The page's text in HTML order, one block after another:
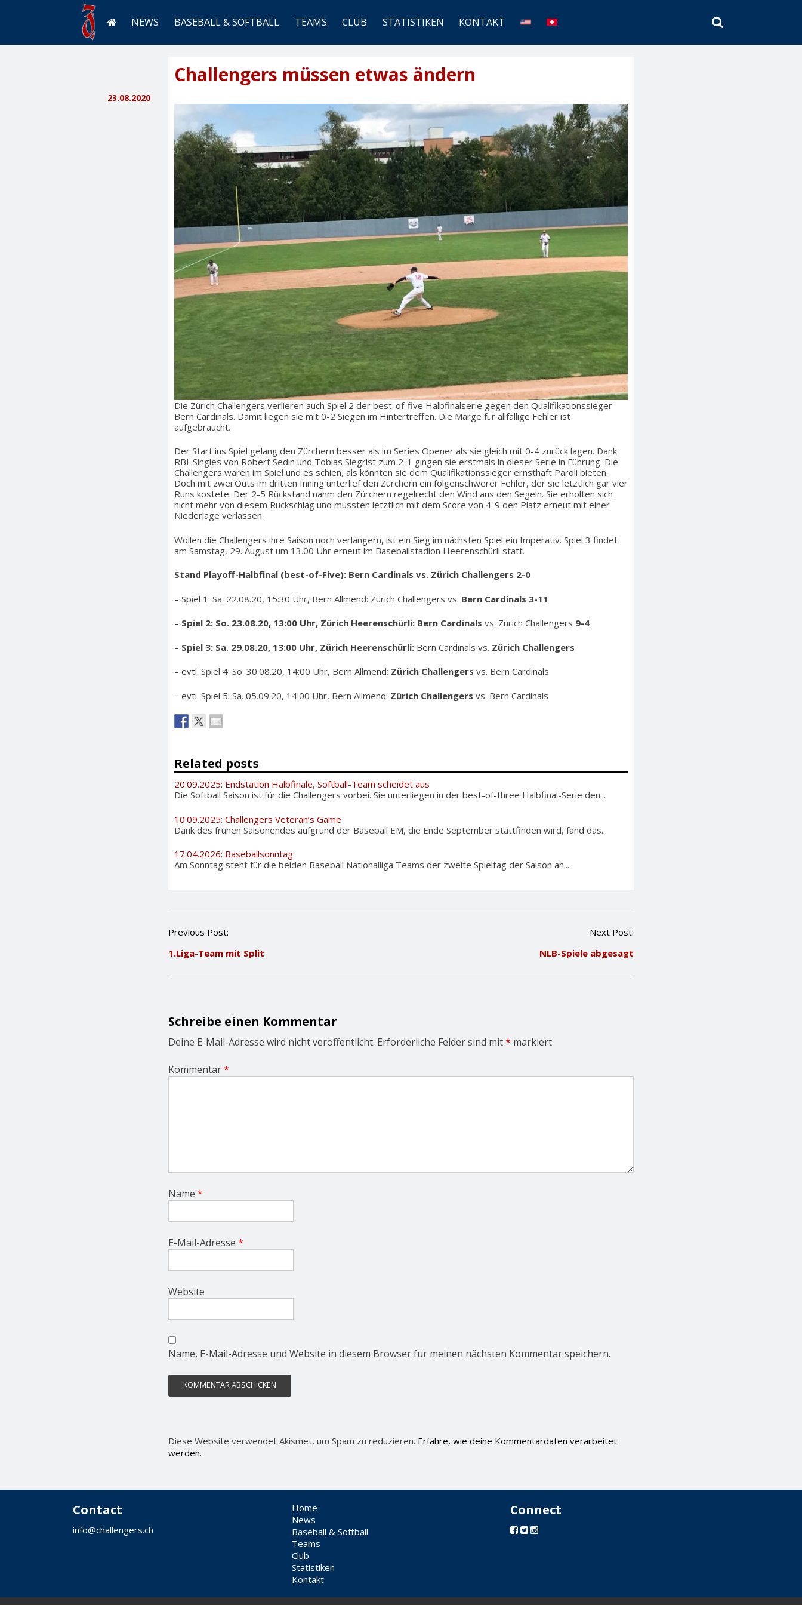
NEWS BASEBALL & SOFTBALL TEAMS CLUB STATISTIKEN KONTAKT
SEARCH
Challengers müssen etwas ändern
23.08.2020
Die Zürich Challengers verlieren auch Spiel 2 der best-of-five Halbfinalserie gegen den Qualifikationssieger
Bern Cardinals. Damit liegen sie mit 0-2 Siegen im Hintertreffen. Die Marge für allfällige Fehler ist
aufgebraucht.
Der Start ins Spiel gelang den Zürchern besser als im Series Opener als sie gleich mit 0-4 zurück lagen. Dank
RBI-Singles von Robert Sedin und Tobias Siegrist zum 2-1 gingen sie erstmals in dieser Serie in Führung. Die
Challengers waren im Spiel und es schien, als könnten sie dem Qualifikationssieger ernsthaft Paroli bieten.
Doch mit zwei Outs im dritten Inning unterlief den Zürchern ein folgenschwerer Fehler, der sie letztlich gar vier
Runs kostete. Der 2-5 Rückstand nahm den Zürchern regelrecht den Wind aus den Segeln. Sie erholten sich
nicht mehr von diesem Rückschlag und mussten letztlich mit dem Score von 4-9 den Platz erneut mit einer
Niederlage verlassen.
Wollen die Challengers ihre Saison noch verlängern, ist ein Sieg im nächsten Spiel ein Imperativ. Spiel 3 findet
am Samstag, 29. August um 13.00 Uhr erneut im Baseballstadion Heerenschürli statt.
Stand Playoff-Halbfinal (best-of-Five): Bern Cardinals vs. Zürich Challengers 2-0
– Spiel 1: Sa. 22.08.20, 15:30 Uhr, Bern Allmend: Zürich Challengers vs. Bern Cardinals 3-11
– Spiel 2: So. 23.08.20, 13:00 Uhr, Zürich Heerenschürli: Bern Cardinals vs. Zürich Challengers 9-4
– Spiel 3: Sa. 29.08.20, 13:00 Uhr, Zürich Heerenschürli: Bern Cardinals vs. Zürich Challengers
– evtl. Spiel 4: So. 30.08.20, 14:00 Uhr, Bern Allmend: Zürich Challengers vs. Bern Cardinals
– evtl. Spiel 5: Sa. 05.09.20, 14:00 Uhr, Bern Allmend: Zürich Challengers vs. Bern Cardinals
Related posts
20.09.2025: Endstation Halbfinale, Softball-Team scheidet aus
Die Softball Saison ist für die Challengers vorbei. Sie unterliegen in der best-of-three Halbfinal-Serie den...
10.09.2025: Challengers Veteran’s Game
Dank des frühen Saisonendes aufgrund der Baseball EM, die Ende September stattfinden wird, fand das...
17.04.2026: Baseballsonntag
Am Sonntag steht für die beiden Baseball Nationalliga Teams der zweite Spieltag der Saison an....
P
s
n
i
g
a
o
Previous Post:
1.Liga-Team mit Split
Next Post:
NLB-Spiele abgesagt
Schreibe einen Kommentar
Deine E-Mail-Adresse wird nicht veröffentlicht. Erforderliche Felder sind mit* markiert
Kommentar*
Name *
E-Mail-Adresse *
Website
Name, E-Mail-Adresse und Website in diesem Browser für meinen nächsten Kommentar speichern.
Diese Website verwendet Akismet, um Spam zu reduzieren. Erfahre, wie deine Kommentardaten verarbeitet
werden.
Contact
info@challengers.ch
Home
News
Baseball & Softball
Teams
Club
Statistiken
Kontakt
Connect